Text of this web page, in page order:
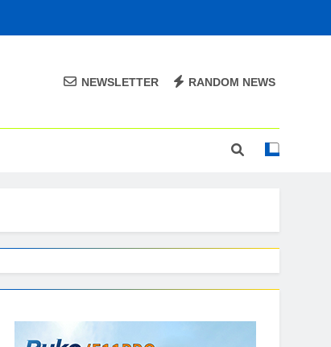
NEWSLETTER RANDOM NEWS